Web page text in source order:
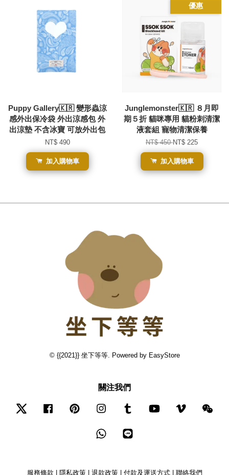
Puppy Gallery🇰🇷 變形蟲涼
感外出保冷袋 外出涼感包 外
出涼墊 不含冰寶 可放外出包
NT$ 490
加入購物車
優惠
Junglemonster🇰🇷 ８月即
期５折 貓咪專用 貓粉刺清潔
液套組 寵物清潔保養
NT$ 450NT$ 225
加入購物車
© {{2021}} 坐下等等. Powered by EasyStore
關注我們
Twitter Facebook Pinterest Instagram Tumblr YouTube Vimeo
Whatsapp
服務條款 隱私政策| 退款政策| 付款及運送方式| 聯絡我們